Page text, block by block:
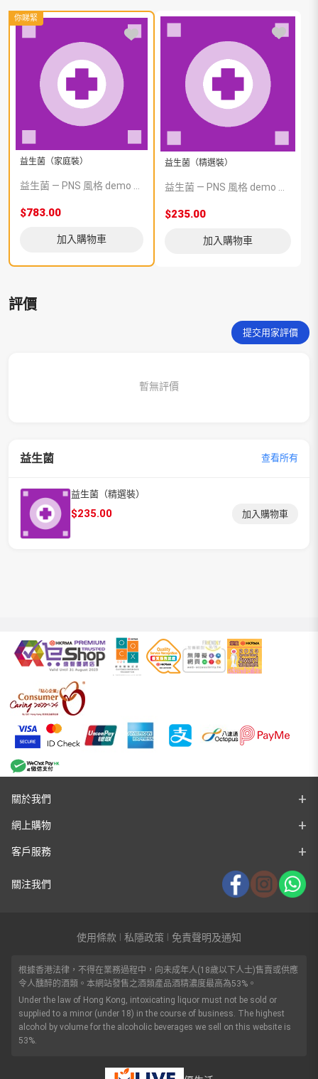
你睇緊
益生菌（家庭裝）
益生菌 — PNS 風格 demo 占位商品，方便首頁與分類頁版位演示，上線前由業務替換為真實 SKU。
$783.00
加入購物車
益生菌（精選裝）
益生菌 — PNS 風格 demo 占位商品，方便首頁與分類頁版位演示，上線前由業務替換為真實 SKU。
$235.00
加入購物車
評價
提交用家評價
暫無評價
益生菌 查看所有
益生菌（精選裝）
$235.00 加入購物車
關於我們
網上購物
客戶服務
關注我們
使用條款 私隱政策 免責聲明及通知
根據香港法律，不得在業務過程中，向未成年人(18歲以下人士)售賣或供應
令人醺醉的酒類。本網站發售之酒類產品酒精濃度最高為53%。
Under the law of Hong Kong, intoxicating liquor must not be sold or
supplied to a minor (under 18) in the course of business. The highest
alcohol by volume for the alcoholic beverages we sell on this website is
53%.